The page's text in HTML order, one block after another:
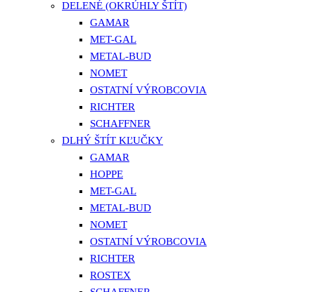
DELENÉ (OKRÚHLY ŠTÍT)
GAMAR
MET-GAL
METAL-BUD
NOMET
OSTATNÍ VÝROBCOVIA
RICHTER
SCHAFFNER
DLHÝ ŠTÍT KĽUČKY
GAMAR
HOPPE
MET-GAL
METAL-BUD
NOMET
OSTATNÍ VÝROBCOVIA
RICHTER
ROSTEX